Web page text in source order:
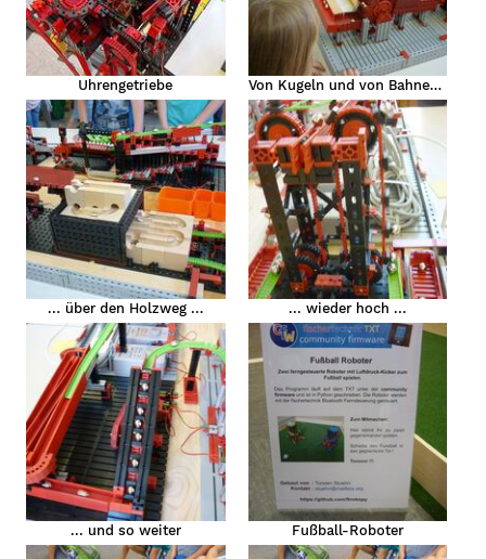
Uhrengetriebe Von Kugeln und von Bahnen ...
... über den Holzweg ... ... wieder hoch ...
... und so weiter Fußball-Roboter